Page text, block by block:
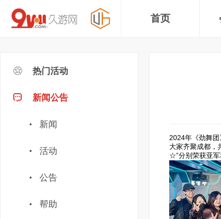
首页
热门活动
新闻公告
新闻
活动
公告
帮助
2024年《劲舞
大家齐聚成都，
☆”分别荣获亚